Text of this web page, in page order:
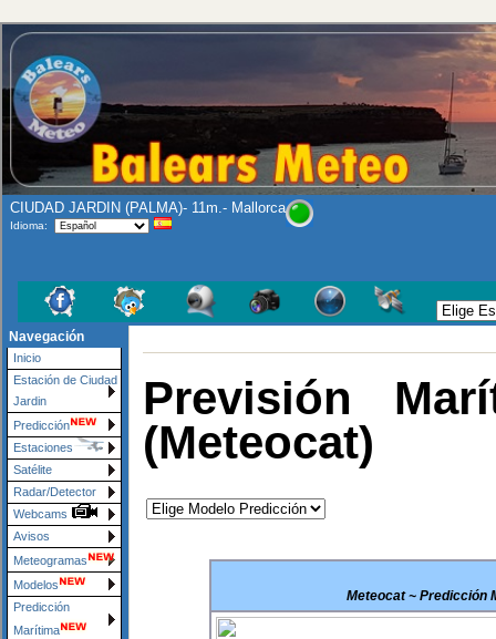
CIUDAD JARDIN (PALMA)- 11m.- Mallorca
Idioma:
Navegación
Inicio
Estación de Ciudad
Jardin
Predicción
Estaciones
Satélite
Radar/Detector
Webcams
Avisos
Meteogramas
Modelos
Predicción
Marítima
Previsión
(Meteocat)
Meteocat ~ Predicción